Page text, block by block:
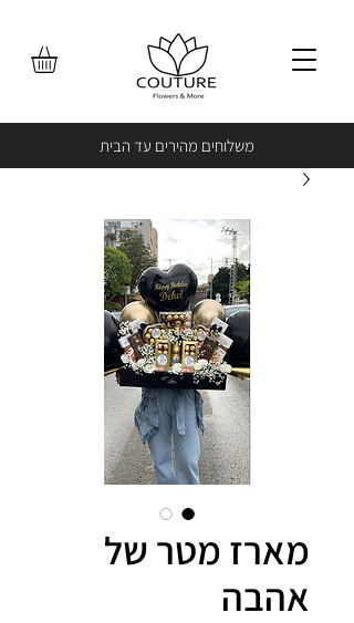
משלוחים מהירים עד הבית
מארז מטר של
אהבה